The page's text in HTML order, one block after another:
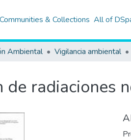
Communities & Collections All of
Ambiental Vigilancia ambiental
de radiaciones